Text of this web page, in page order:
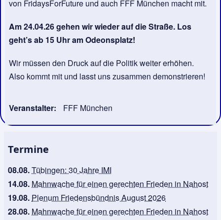
von FridaysForFuture und auch FFF München macht mit.
Am 24.04.26 gehen wir wieder auf die Straße. Los
geht’s ab 15 Uhr am Odeonsplatz!
Wir müssen den Druck auf die Politik weiter erhöhen.
Also kommt mit und lasst uns zusammen demonstrieren!
Veranstalter FFF München
Termine
08.08.Tübingen: 30 Jahre IMI
14.08. Mahnwache für einen gerechten Frieden in Nahost
19.08. Plenum Friedensbündnis August 2026
28.08. Mahnwache für einen gerechten Frieden in Nahost